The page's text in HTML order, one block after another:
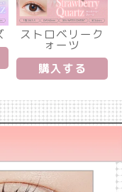
ストロベリーク
ォーツ
購入する